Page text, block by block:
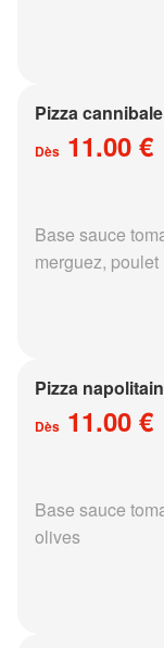
Pizza
Dès 11.00 €
Base sauce
merguez, poulet
Pizza
Dès 11.00 €
Base sauce
olives